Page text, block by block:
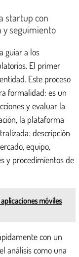
startup con
y seguimiento
guiar a los
El primer
Este proceso
formalidad: es un
y evaluar la
la plataforma
descripción
equipo,
y procedimientos de
móviles
con un
análisis como una